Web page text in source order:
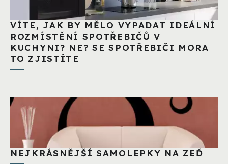
VÍTE, JAK BY MĚLO VYPADAT IDEÁLNÍ
ROZMÍSTĚNÍ SPOTŘEBIČŮ V
KUCHYNI? NE? SE SPOTŘEBIČI MORA
TO ZJISTÍTE
NEJKRÁSNĚJŠÍ SAMOLEPKY NA ZEĎ